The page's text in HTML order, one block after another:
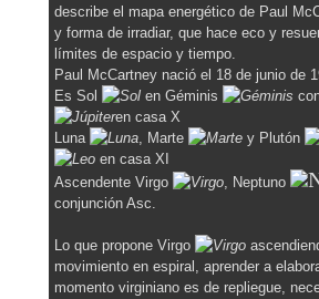
describe el mapa energético de Paul
y forma de irradiar, que hace eco y
límites de espacio y tiempo.
Paul McCartney nació el 18 de junio de
Es Sol
en Géminis
en casa X
Luna
, Marte y Plutón
en casa XI
Ascendente Virgo
, Neptuno
conjunción Asc.
Lo que propone Virgo
movimiento en espiral, aprender a
momento virginiano es de repliegue,